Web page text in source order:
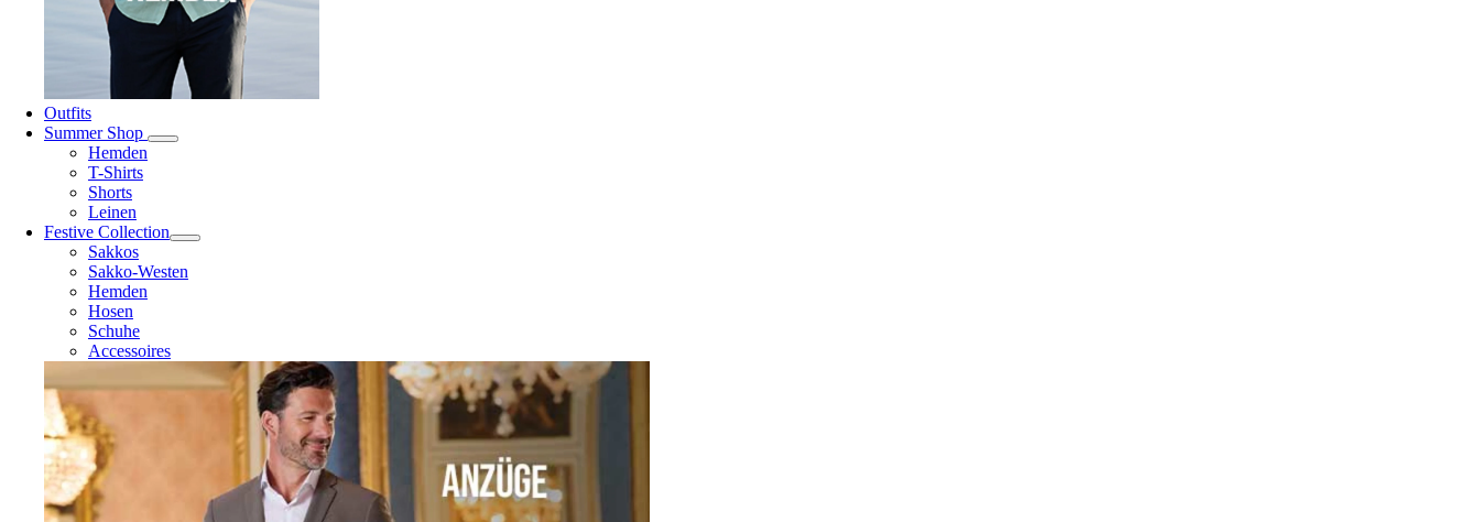
Outfits
Summer Shop
Hemden
T-Shirts
Shorts
Leinen
Festive Collection
Sakkos
Sakko-Westen
Hemden
Hosen
Schuhe
Accessoires